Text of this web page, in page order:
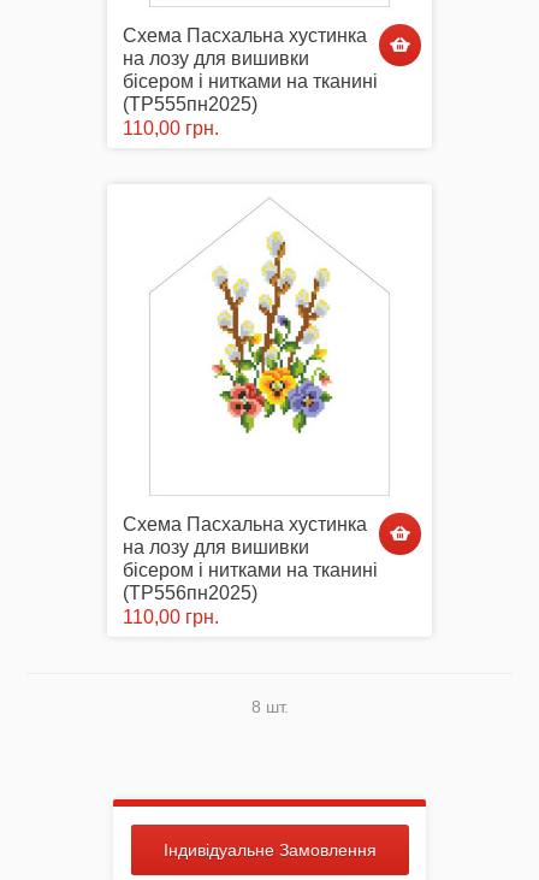
Схема Пасхальна хустинка
на лозу для вишивки
бісером і нитками на тканині
(ТР555пн2025)
110,00 грн.
Схема Пасхальна хустинка
на лозу для вишивки
бісером і нитками на тканині
(ТР556пн2025)
110,00 грн.
8 шт.
Індивідуальне Замовлення